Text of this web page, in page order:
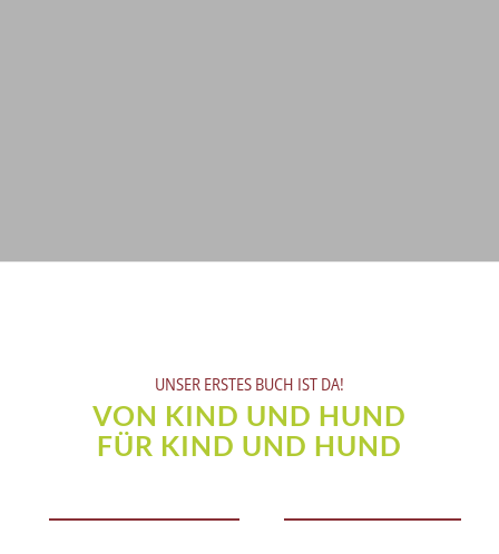
UNSER ERSTES BUCH IST DA!
VON KIND UND HUND
FÜR KIND UND HUND